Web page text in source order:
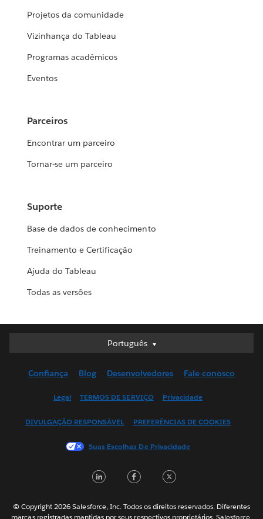
Projetos da comunidade
Vizinhança do Tableau
Programas acadêmicos
Eventos
Parceiros
Encontrar um parceiro
Tornar-se um parceiro
Suporte
Base de dados de conhecimento
Treinamento e Certificação
Ajuda do Tableau
Todas as versões
Português
Português
English (UK)
Français (Canada)
日本語
Nederlands
Confiança Blog Desenvolvedores Fale conosco
Legal TERMOS DE SERVIÇO Privacidade
DIVULGAÇÃO RESPONSÁVEL PREFERÊNCIAS DE COOKIES
Suas Escolhas De Privacidade
LinkedInFacebook
© Copyright 2026 Salesforce, Inc. Todos os direitos reservados. Diferentes
marcas registradas mantidas por seus respectivos proprietários. Salesforce,